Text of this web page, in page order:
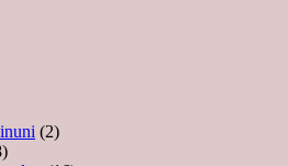
(2)